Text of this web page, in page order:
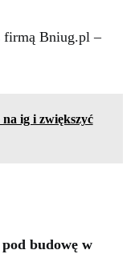
firmą Bniug.pl –
ig i zwiększyć
budowę w